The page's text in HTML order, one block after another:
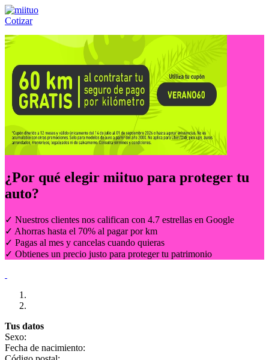
Cotizar
Llámanos al:(55) 84-21-05-00 ó
¿Por qué elegir miituo para proteger tu
auto?
✓ Nuestros clientes nos califican con 4.7 estrellas en Google
✓ Ahorras hasta el 70% al pagar por km
✓ Pagas al mes y cancelas cuando quieras
✓ Obtienes un precio justo para proteger tu patrimonio
Tus datos
Sexo:
Fecha de nacimiento: